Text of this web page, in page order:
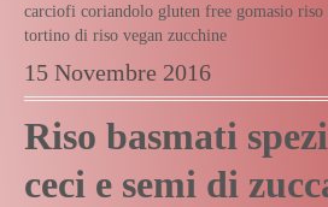
carciofi coriandolo gluten free gomasio riso
tortino di riso vegan zucchine
15 Novembre 2016
Riso basmati
ceci e semi di